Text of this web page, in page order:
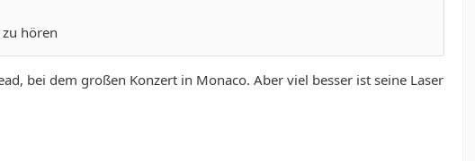
hören
bei dem großen Konzert in Monaco. Aber viel besser ist seine Laser